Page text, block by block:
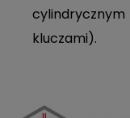
kluczami).